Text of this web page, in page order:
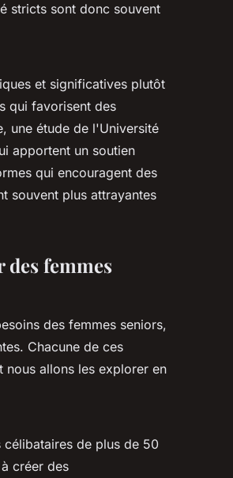
stricts sont donc souvent
et significatives plutôt
qui favorisent des
une étude de l'Université
apportent un soutien
qui encouragent des
souvent plus attrayantes
femmes
des femmes seniors,
Chacune de ces
nous allons les explorer en
de plus de 50
créer des